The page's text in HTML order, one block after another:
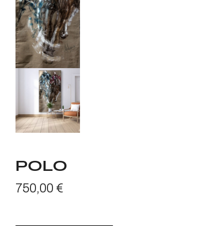
POLO
750,00 €